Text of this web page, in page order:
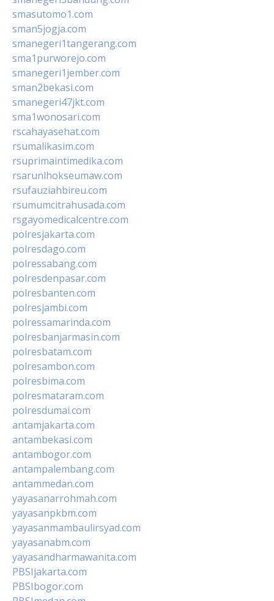
smasutomo1.com
sman5jogja.com
smanegeri1tangerang.com
sma1purworejo.com
smanegeri1jember.com
sman2bekasi.com
smanegeri47jkt.com
sma1wonosari.com
rscahayasehat.com
rsumalikasim.com
rsuprimaintimedika.com
rsarunlhokseumaw.com
rsufauziahbireu.com
rsumumcitrahusada.com
rsgayomedicalcentre.com
polresjakarta.com
polresdago.com
polressabang.com
polresdenpasar.com
polresbanten.com
polresjambi.com
polressamarinda.com
polresbanjarmasin.com
polresbatam.com
polresambon.com
polresbima.com
polresmataram.com
polresdumai.com
antamjakarta.com
antambekasi.com
antambogor.com
antampalembang.com
antammedan.com
yayasanarrohmah.com
yayasanpkbm.com
yayasanmambaulirsyad.com
yayasanabm.com
yayasandharmawanita.com
PBSIjakarta.com
PBSIbogor.com